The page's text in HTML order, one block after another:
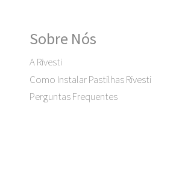
Sobre Nós
A Rivesti
Como Instalar Pastilhas Rivesti
Perguntas Frequentes